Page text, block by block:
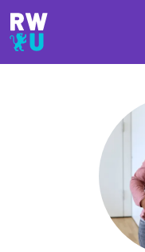
Direkt zum Inhalt
Direkt zur Hauptnavigation
Direkt zum Fußbereich